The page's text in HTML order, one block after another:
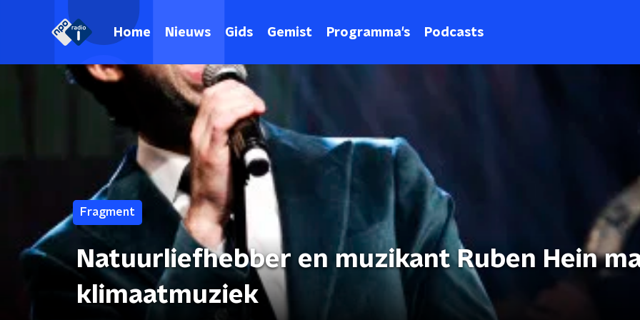
Home Nieuws Gids Gemist Programma's Podcasts
Fragment
Natuurliefhebber en muzikant Ruben Hein
klimaatmuziek